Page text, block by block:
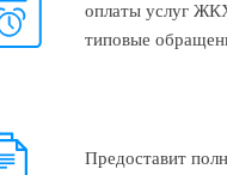
оплаты услуг
типовые
Предоставит